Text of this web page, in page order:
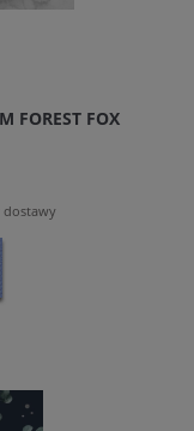
FOREST FOX
dostawy